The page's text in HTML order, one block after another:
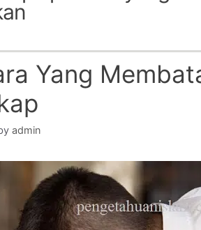
Yang
admin